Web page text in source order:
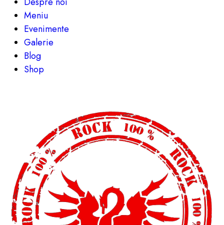
Meniu
Evenimente
Galerie
Blog
Shop